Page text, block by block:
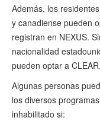
Además, los
y canadiense pueden
registran en NEXUS.
nacionalidad
pueden optar a CLEAR.
Algunas personas
los diversos
inhabilitado si: